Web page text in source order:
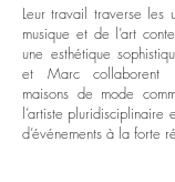
Leur travail traverse
musique et de l’art
une esthétique
et Marc collaborent
maisons de mode
l’artiste pluridisciplinaire
d’événements à la forte